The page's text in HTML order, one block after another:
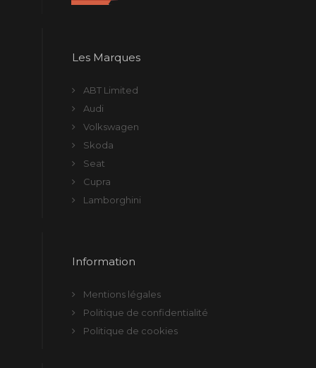
Les Marques
ABT Limited
Audi
Volkswagen
Skoda
Seat
Cupra
Lamborghini
Information
Mentions légales
Politique de confidentialité
Politique de cookies